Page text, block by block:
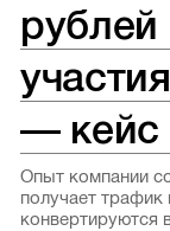
— кейс
Опыт компании
получает
конвертируются